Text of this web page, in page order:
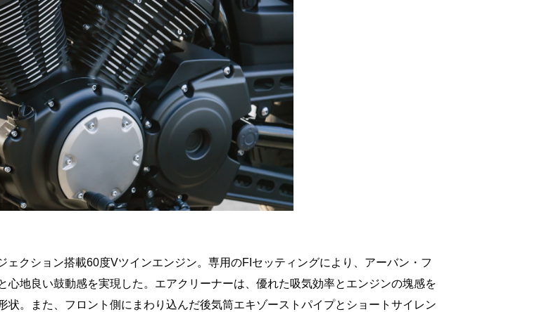
クション搭載60度Vツインエンジン。専用のFIセッティングにより、アーバン・フ
心地良い鼓動感を実現した。エアクリーナーは、優れた吸気効率とエンジンの塊感を
状。また、フロント側にまわり込んだ後気筒エキゾーストパイプとショートサイレン